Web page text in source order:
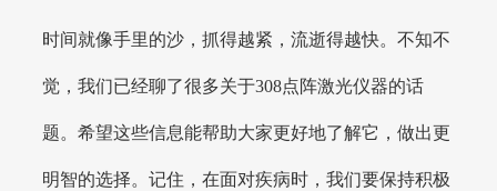
时间就像手里的沙，抓得越紧，流逝得越快。不知不
觉，我们已经聊了很多关于308点阵激光仪器的话
题。希望这些信息能帮助大家更好地了解它，做出更
明智的选择。记住，在面对疾病时，我们要保持积极